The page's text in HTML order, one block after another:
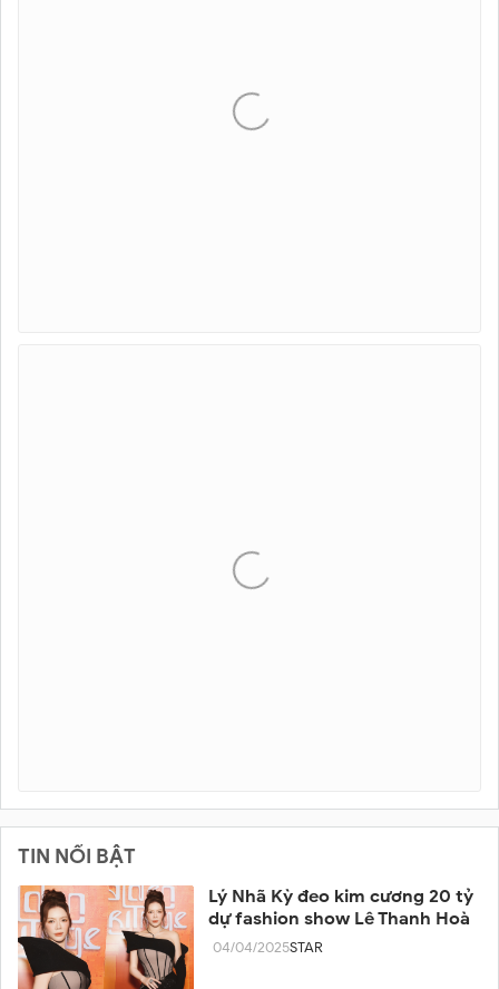
TIN NỔI BẬT
Lý Nhã Kỳ đeo kim cương 20 tỷ
dự fashion show Lê Thanh Hoà
04/04/2025STAR